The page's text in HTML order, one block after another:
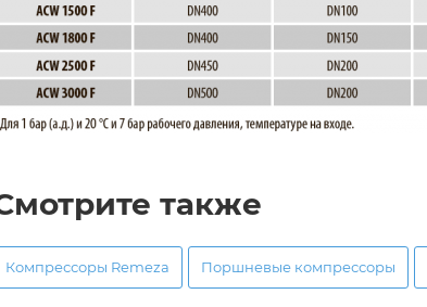
также
Компрессоры Remeza Поршневые компрессоры